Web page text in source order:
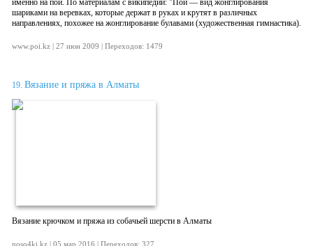
именно на пои. По материалам с википедии: "Пои — вид жонглирования
шариками на веревках, которые держат в руках и крутят в различных
направлениях, похожее на жонглирование булавами (художественная гимнастика).
www.poi.kz | 27 июн 2009 | Переходов: 1479
19. Вязание и пряжа в Алматы
Вязание крючком и пряжа из собачьей шерсти в Алматы
noso4ki.kz | 05 мар 2016 | Переходов: 327